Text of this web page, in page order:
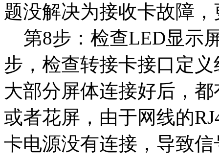
题没解决为接收卡故障
第8步：检查LED显示
步，检查转接卡接口定
大部分屏体连接好后，
或者花屏，由于网线的
卡电源没有连接，导致